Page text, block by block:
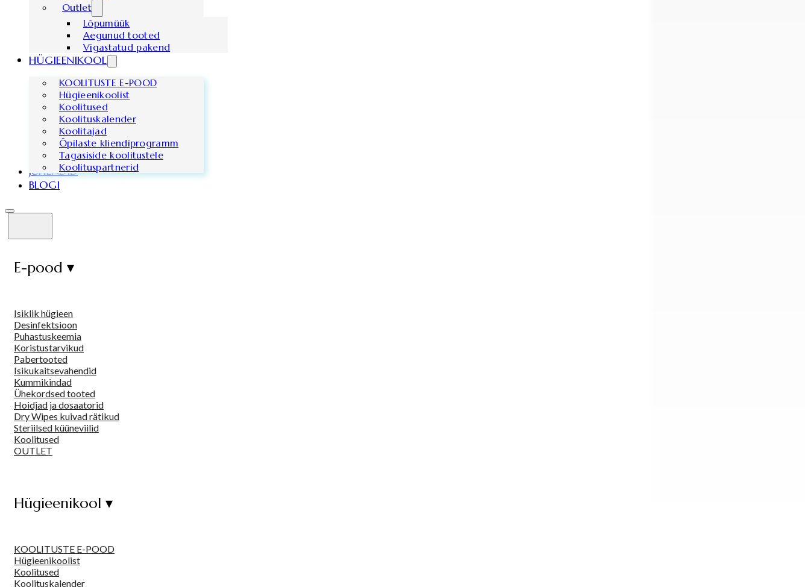
Outlet
Lõpumüük
Aegunud tooted
Vigastatud pakend
HÜGIEENIKOOL
KOOLITUSTE E-POOD
Hügieenikoolist
Koolitused
Koolituskalender
Koolitajad
Õpilaste kliendiprogramm
Tagasiside koolitustele
Koolituspartnerid
JUHENDID
BLOGI
E-pood ▾
Isiklik hügieen
Desinfektsioon
Puhastuskeemia
Koristustarvikud
Pabertooted
Isikukaitsevahendid
Kummikindad
Ühekordsed tooted
Hoidjad ja dosaatorid
Dry Wipes kuivad rätikud
Steriilsed küüneviilid
Koolitused
OUTLET
Hügieenikool ▾
KOOLITUSTE E-POOD
Hügieenikoolist
Koolitused
Koolituskalender